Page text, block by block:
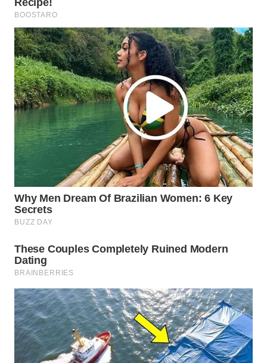
SURABAYA
WN
NATUNA
WN
BINTAN
MANDALIKA
WN
LIKUPANG
WN
LABUANBAJO
WN
BORNEO
Wahana
Media
Group